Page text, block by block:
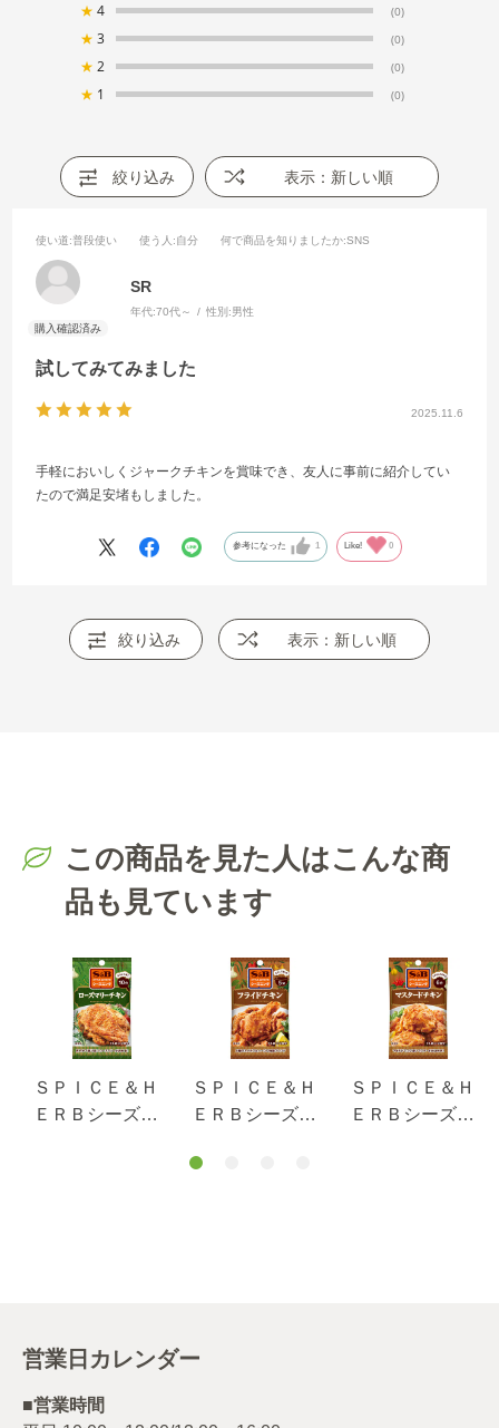
★ 4 (0)
★ 3 (0)
★ 2 (0)
★ 1 (0)
絞り込み 表示：新しい順
2025.11.6
試してみてみました
使い道:普段使い 使う人 :自分 何で商品を知りましたか:SNS
SR
年代:70代～ 性別:男性
手軽においしくジャークチキンを賞味でき、友人に事前に紹介してい
たので満足安堵もしました。
参考になった 1 Like! 0
絞り込み 表示：新しい順
この商品を見た人はこんな商
品も見ています
ＳＰＩＣＥ＆Ｈ
ＥＲＢシーズニ
ＳＰＩＣＥ＆Ｈ
ＥＲＢシーズニ
チキン １２ｇ
ＳＰＩＣＥ＆Ｈ
ＥＲＢシーズニ
営業日カレンダー
■営業時間